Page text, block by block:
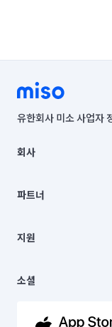
유한회사 미소 사업자
00019 |
주소 | 본사: 서울특별
컨택센터 : 서울특별시
상품, 상품정보, 거래에
언론 보도 관련 문의:
© 유한회사 미소.
회사
채용
파트너
이사
지원
이용약관
문의하기
소셜
유튜브